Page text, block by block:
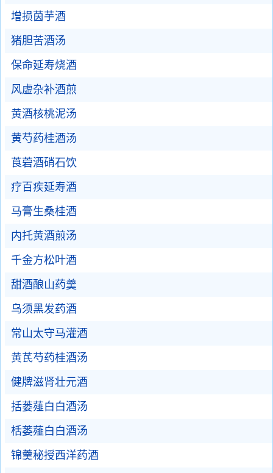
增损茵芋酒
猪胆苦酒汤
保命延寿烧酒
风虚杂补酒煎
黄酒核桃泥汤
黄芍药桂酒汤
莨菪酒硝石饮
疗百疾延寿酒
马膏生桑桂酒
内托黄酒煎汤
千金方松叶酒
甜酒酿山药羹
乌须黑发药酒
常山太守马灌酒
黄芪芍药桂酒汤
健牌滋肾壮元酒
括蒌薤白白酒汤
栝蒌薤白白酒汤
锦羹秘授西洋药酒